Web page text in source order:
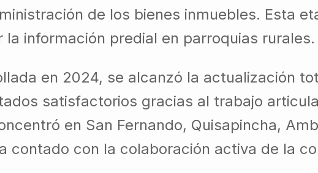
de los bienes inmuebles. Esta
información predial en parroquias rurales.
en 2024, se alcanzó la actualización
satisfactorios gracias al trabajo
en San Fernando, Quisapincha,
contado con la colaboración activa de la